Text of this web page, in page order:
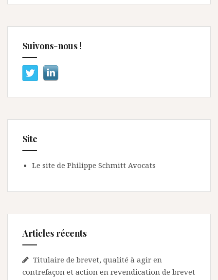
Suivons-nous !
Site
Le site de Philippe Schmitt Avocats
Articles récents
Titulaire de brevet, qualité à agir en
contrefaçon et action en revendication de brevet